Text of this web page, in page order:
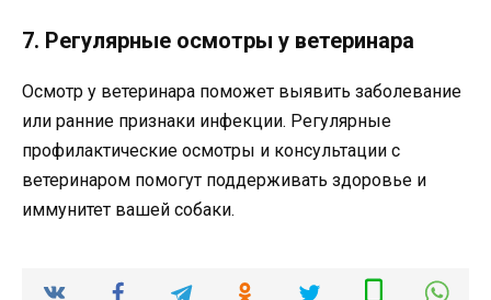
7. Регулярные осмотры у ветеринара
Осмотр у ветеринара поможет выявить заболевание
или ранние признаки инфекции. Регулярные
профилактические осмотры и консультации с
ветеринаром помогут поддерживать здоровье и
иммунитет вашей собаки.